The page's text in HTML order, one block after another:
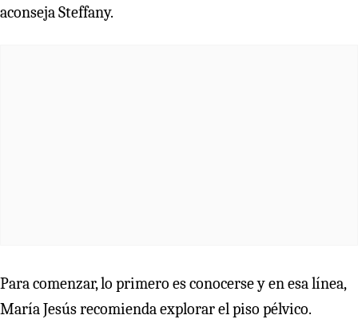
aconseja Steffany.
Para comenzar, lo primero es conocerse y en esa línea,
María Jesús recomienda explorar el piso pélvico.